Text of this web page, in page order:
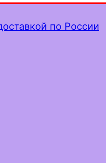
по России